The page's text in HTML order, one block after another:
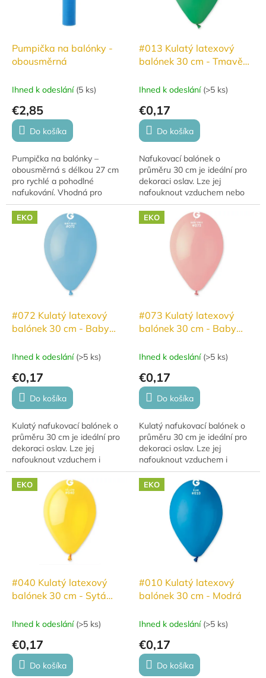
Pumpička na balónky -
obousměrná
Ihned k odeslání (5 ks)
€2,85
Do košíka
Pumpička na balónky –
obousměrná s délkou 27 cm
pro rychlé a pohodlné
nafukování. Vhodná pro
dekoratéry, animátory i
domácí použití.
#013 Kulatý latexový
balónek 30 cm - Tmavě
Ihned k odeslání (>5 ks)
€0,17
Do košíka
Nafukovací balónek o
průměru 30 cm je ideální pro
dekoraci oslav. Lze jej
nafouknout vzduchem nebo
héliem, přičemž s héliem se
vznáší 10–12 hodin. Balónky
jsou vyrobeny z...
EKO
#072 Kulatý latexový
balónek 30 cm - Baby
Ihned k odeslání (>5 ks)
€0,17
Do košíka
Kulatý nafukovací balónek o
průměru 30 cm je ideální pro
dekoraci oslav. Lze jej
nafouknout vzduchem i
héliem. Pro nafouknutí
vzduchem se často využívá v
dekoracích. Při použití...
EKO
#073 Kulatý latexový
balónek 30 cm - Baby
Ihned k odeslání (>5 ks)
€0,17
Do košíka
Kulatý nafukovací balónek o
průměru 30 cm je ideální pro
dekoraci oslav. Lze jej
nafouknout vzduchem i
héliem. Pro nafouknutí
vzduchem se často využívá v
dekoracích. Při použití...
EKO
#040 Kulatý latexový
balónek 30 cm - Sytá
Ihned k odeslání (>5 ks)
€0,17
Do košíka
EKO
#010 Kulatý latexový
balónek 30 cm - Modrá
Ihned k odeslání (>5 ks)
€0,17
Do košíka